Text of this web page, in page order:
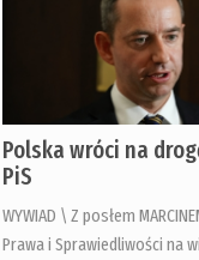
Polska wróci na
PiS
WYWIAD \ Z posłem
Prawa i Sprawiedliwości na